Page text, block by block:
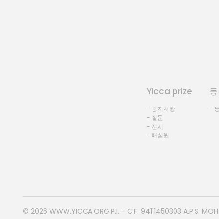
Yicca prize
- 공지사항
- 질문
- 전시
- 배심원
-
© 2026 WWW.YICCA.ORG P.I. - C.F. 94111450303 A.P.S.